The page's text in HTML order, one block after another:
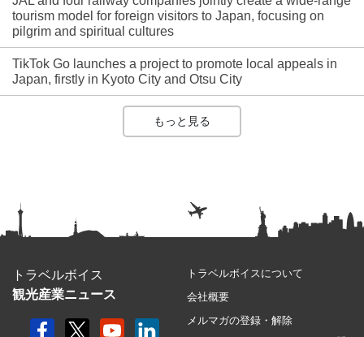
tourism model for foreign visitors to Japan, focusing on
pilgrim and spiritual cultures
TikTok Go launches a project to promote local appeals in
Japan, firstly in Kyoto City and Otsu City
もっと見る
トラベルボイス
観光産業ニュース
トラベルボイスについて
会社概要
メルマガの登録・解除